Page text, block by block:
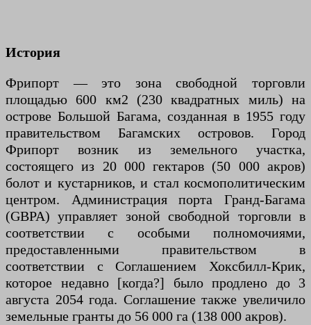
История
Фрипорт — это зона свободной торговли
площадью 600 км2 (230 квадратных миль) на
острове Большой Багама, созданная в 1955 году
правительством Багамских островов. Город
Фрипорт возник из земельного участка,
состоящего из 20 000 гектаров (50 000 акров)
болот и кустарников, и стал космополитическим
центром. Администрация порта Гранд-Багама
(GBPA) управляет зоной свободной торговли в
соответствии с особыми полномочиями,
предоставленными правительством в
соответствии с Соглашением Хоксбилл-Крик,
которое недавно [когда?] было продлено до 3
августа 2054 года. Соглашение также увеличило
земельные гранты до 56 000 га (138 000 акров).